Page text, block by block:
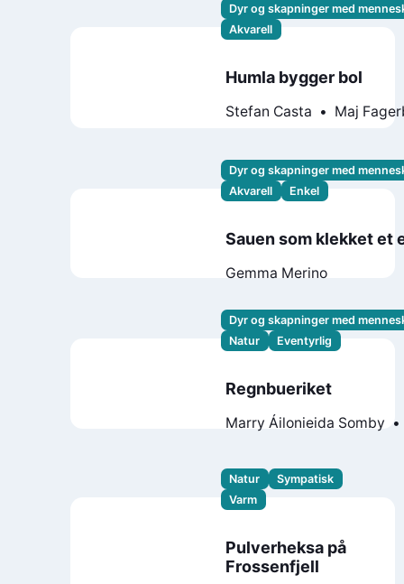
Dyr og skapninger med
Akvarell
Humla bygger bol
Stefan Casta Maj
Dyr og skapninger med
Akvarell
Enkel
Sauen som klekket et
Gemma Merino
Dyr og skapninger med
Natur
Eventyrlig
Regnbueriket
Marry Áilonieida Somby
Natur
Sympatisk
Varm
Pulverheksa på
Frossenfjell